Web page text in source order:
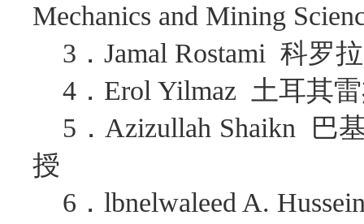
Mechanics and Mining
3．Jamal Rostami 科罗
4．Erol Yilmaz 土耳其
5．Azizullah Shaikn 巴
授
6．lbnelwaleed A.